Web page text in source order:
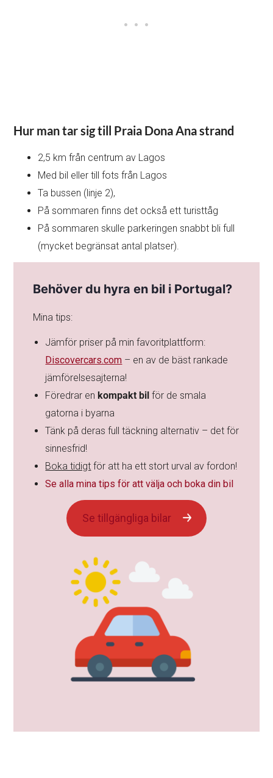
Hur man tar sig till Praia Dona Ana strand
2,5 km från centrum av Lagos
Med bil eller till fots från Lagos
Ta bussen (linje 2),
På sommaren finns det också ett turisttåg
På sommaren skulle parkeringen snabbt bli full
(mycket begränsat antal platser).
Behöver du hyra en bil i Portugal?
Mina tips:
Jämför priser på min favoritplattform:
Discovercars.com – en av de bäst rankade
jämförelsesajterna!
Föredrar en kompakt bil för de smala
gatorna i byarna
Tänk på deras full täckning alternativ – det för
sinnesfrid!
Boka tidigt för att ha ett stort urval av fordon!
Se alla mina tips för att välja och boka din bil
Se tillgängliga bilar